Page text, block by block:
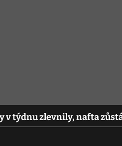
v týdnu zlevnily, nafta